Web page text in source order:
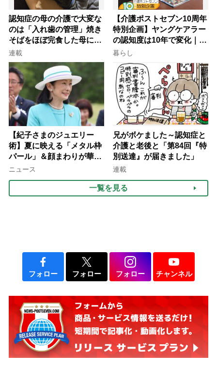
認知症の母の介護で大変な
のは「入れ歯の管理」焼き
そばをほぼ完食した母に息
子が血の気が引いた理由
連載
【介護ポストセブン10周年
特別企画】ヤングケアラー
の認知度は10年で変化｜流
行語大賞にノミネート、法
律にも明記されたが果たし
て現在は？
暮らし
【紀子さまのジュエリー
術】夏に映える「メタル枠
パール」＆顔まわりが華や
ぐ「揺れる一粒」の使い分
ニュース
兄がボケました～認知症と
介護と老後と「第84回『特
別送達』が届きました」
連載
一覧を見る
フォロー フォロー フォロー チャンネル